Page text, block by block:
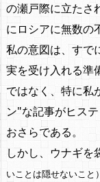
の瀬戸際に立たさ
にロシアに無数の
私の意図は、すで
実を受け入れる準
ではなく、特に私
ン"な記事がヒス
おさらである。
しかし、ウナギを
いことは隠せないこと）